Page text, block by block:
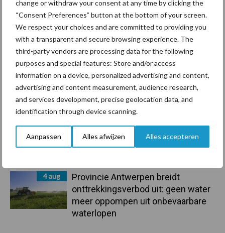
change or withdraw your consent at any time by clicking the
“Consent Preferences” button at the bottom of your screen.
We respect your choices and are committed to providing you
with a transparent and secure browsing experience. The
third-party vendors are processing data for the following
purposes and special features: Store and/or access
information on a device, personalized advertising and content,
advertising and content measurement, audience research,
and services development, precise geolocation data, and
identification through device scanning.
Aanpassen Alles afwijzen Alles accepteren
rundveetransporten
6 aug
Tien praktische tips voor een
langere levensduur
5 aug
“Vraag naar praktische
hygieneoplossingen is in Polen
groter dan ooit”
5 aug
Drie Franse bedrijven over de grens
van 14.000 kilogram melk
4 aug
Provincie Antwerpen breidt
onttrekkingsverbod uit: geen water
meer oppompen uit onbevaarbare
waterlopen